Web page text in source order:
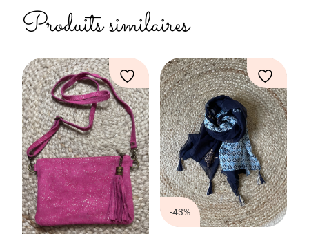
Produits similaires
-43%